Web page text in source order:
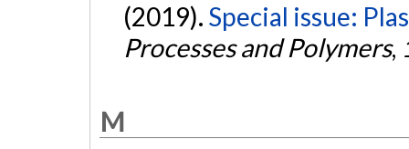
(2019). Special issue:
Processes and Polymers,
M